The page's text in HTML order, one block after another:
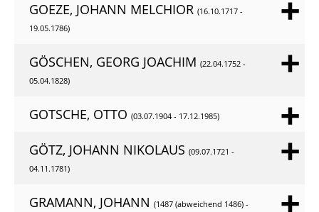
GOEZE, JOHANN MELCHIOR (16.10.1717 -
19.05.1786)
GÖSCHEN, GEORG JOACHIM (22.04.1752 -
05.04.1828)
GOTSCHE, OTTO (03.07.1904 - 17.12.1985)
GÖTZ, JOHANN NIKOLAUS (09.07.1721 -
04.11.1781)
GRAMANN, JOHANN (1487 (abweichend 1486) -